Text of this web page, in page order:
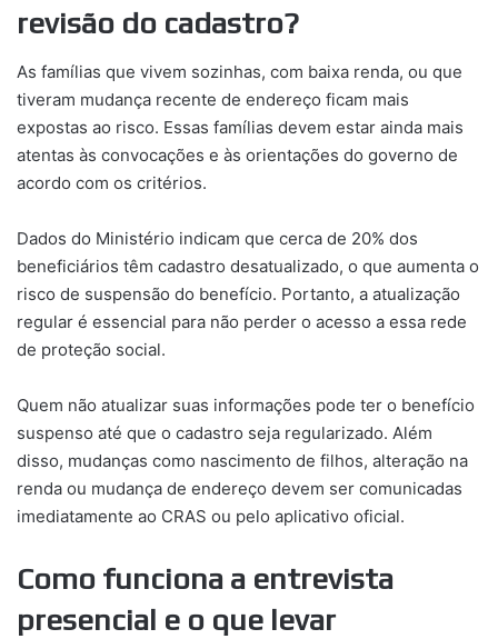
revisão do cadastro?
As famílias que vivem sozinhas, com baixa renda, ou que
tiveram mudança recente de endereço ficam mais
expostas ao risco. Essas famílias devem estar ainda mais
atentas às convocações e às orientações do governo de
acordo com os critérios.
Dados do Ministério indicam que cerca de 20% dos
beneficiários têm cadastro desatualizado, o que aumenta o
risco de suspensão do benefício. Portanto, a atualização
regular é essencial para não perder o acesso a essa rede
de proteção social.
Quem não atualizar suas informações pode ter o benefício
suspenso até que o cadastro seja regularizado. Além
disso, mudanças como nascimento de filhos, alteração na
renda ou mudança de endereço devem ser comunicadas
imediatamente ao CRAS ou pelo aplicativo oficial.
Como funciona a entrevista
presencial e o que levar